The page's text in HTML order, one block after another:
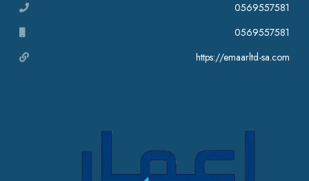
0569557581
0569557581
https://emaarltd-sa.com